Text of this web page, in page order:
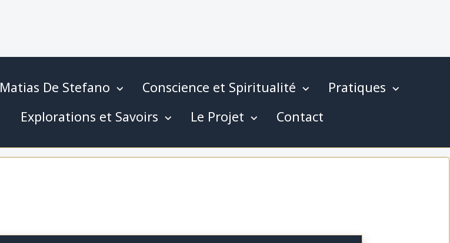
Matias De Stefano Conscience et Spiritualité
Pratiques
Explorations et Savoirs
Le Projet Contact